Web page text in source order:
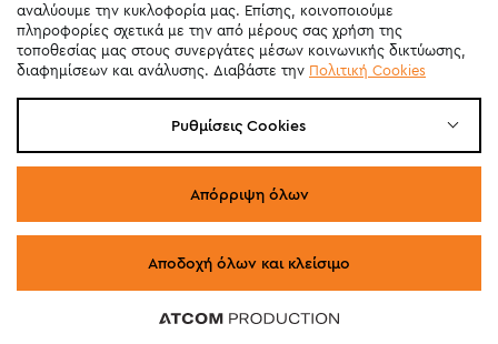
© COPYRIGHT 2026 LEGO STORE GREECE
αναλύουμε την κυκλοφορία μας. Επίσης, κοινοποιούμε
πληροφορίες σχετικά με την από μέρους σας χρήση της
τοποθεσίας μας στους συνεργάτες μέσων κοινωνικής δικτύωσης,
διαφημίσεων και ανάλυσης. Διαβάστε την Πολιτική Cookies
Ρυθμίσεις Cookies
Απόρριψη όλων
Αποδοχή όλων και κλείσιμο